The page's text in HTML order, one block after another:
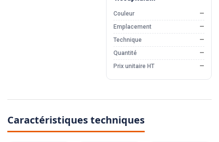
Couleur
—
Emplacement
—
Technique
—
Quantité
—
Prix unitaire HT
—
Caractéristiques techniques